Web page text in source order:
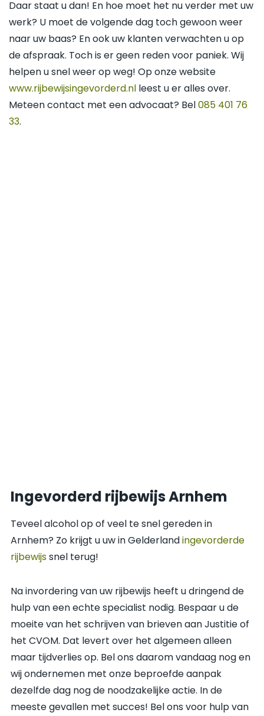
Daar staat u dan! En hoe moet het nu verder met uw
werk? U moet de volgende dag toch gewoon weer
naar uw baas? En ook uw klanten verwachten u op
de afspraak. Toch is er geen reden voor paniek. Wij
helpen u snel weer op weg! Op onze website
www.rijbewijsingevorderd.nl leest u er alles over.
Meteen contact met een advocaat? Bel085 401 76
33.
Ingevorderd rijbewijs Arnhem
Teveel alcohol op of veel te snel gereden in
Arnhem? Zo krijgt u uw in Gelderlandingevorderde
rijbewijssnel terug!
Na invordering van uw rijbewijs heeft u dringend de
hulp van een echte specialist nodig. Bespaar u de
moeite van het schrijven van brieven aan Justitie of
het CVOM. Dat levert over het algemeen alleen
maar tijdverlies op. Bel ons daarom vandaag nog en
wij ondernemen met onze beproefde aanpak
dezelfde dag nog de noodzakelijke actie. In de
meeste gevallen met succes! Bel ons voor hulp van